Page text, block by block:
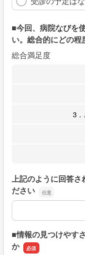
■今回、病院なびを
い。総合的にどの
総合満足度
3
上記のように回答さ
ださい
上記のように回答さ
■情報の見つけやす
か